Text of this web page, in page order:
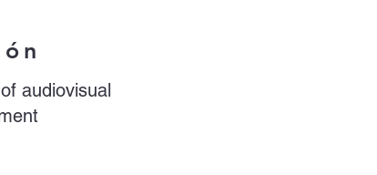
audiovisual